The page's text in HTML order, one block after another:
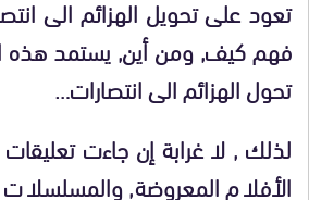
تعود على تحويل الهزائم الى
فهم كيف, ومن أين, يستمد هذه
تحول الهزائم الى انتصارات…
لذلك , لا غرابة إن جاءت
الأفلام المعروضة, والمسلسلات